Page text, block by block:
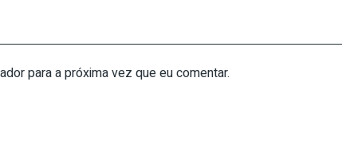
para a próxima vez que eu comentar.